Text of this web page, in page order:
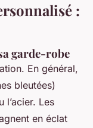
:
garde-robe
En général,
bleutées)
l’acier. Les
en éclat